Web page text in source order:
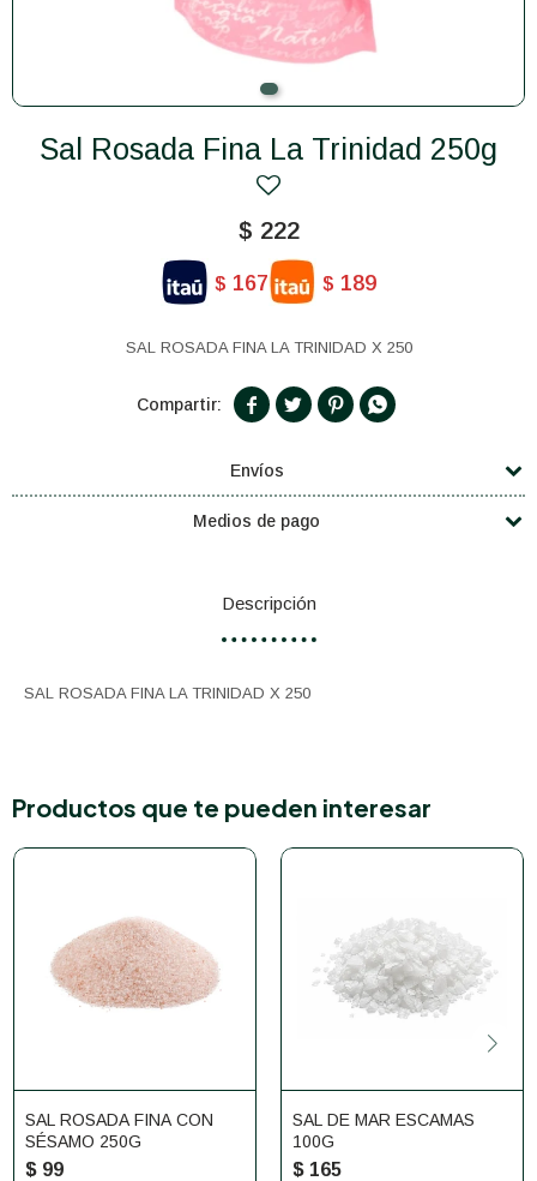
Sal Rosada Fina La Trinidad 250g
$ 222
$ 167 $ 189
SAL ROSADA FINA LA TRINIDAD X 250
   
Envíos
Medios de pago
Descripción
SAL ROSADA FINA LA TRINIDAD X 250
Productos que te pueden interesar
SAL ROSADA FINA CON
SÉSAMO 250G
$ 99
SAL DE MAR ESCAMAS
100G
$ 165